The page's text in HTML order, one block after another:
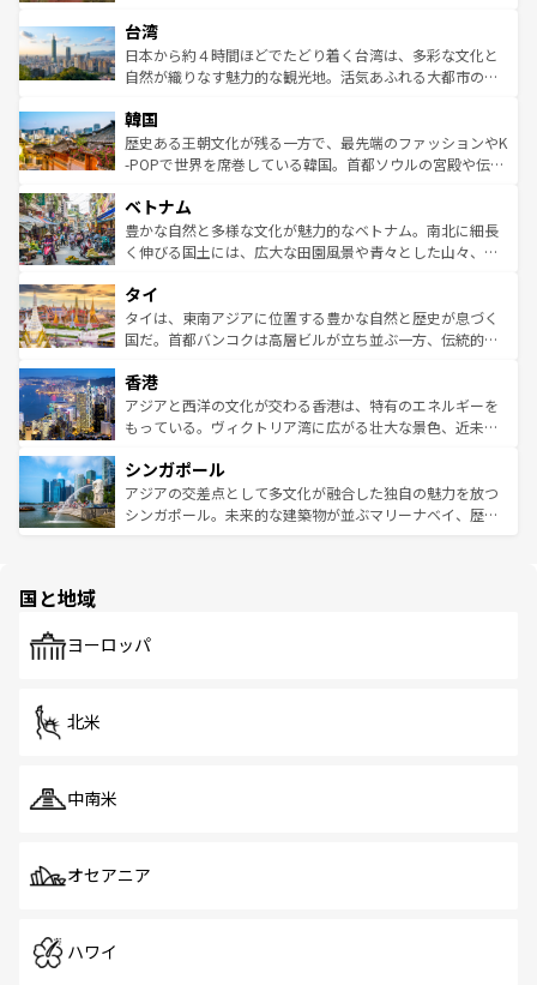
ならではの贅沢な旅のスタイルだ。 なお、新着のアメリカ
情報はコンテンツ一覧を参照してほしい。
れるおもてなしの心で訪れる人々を迎えてくれるハワイの
人々、おいしいローカルフードやハワイアンミュージッ
ク、伝統的なフラダンスなど、すべてがハワイの魅力を彩
ワイを、存分に味わってほしい。 なお、新着のハワイ情報
はコンテンツ一覧を参照してほしい。
リアリーフや大陸中央部にそびえるウルル（エアーズロッ
ク）、タスマニアの美しい原生林やケアンズの熱帯雨林な
ど、見どころがたくさん。また、カフェやワイン、オージ
いる。アクティビティも充実しており、サーフィンやダイ
ビング、ハイキングなど、アウトドア好きにはたまらな
い。オーストラリアの多彩な魅力を存分に味わいつくそ
参照してほしい。
台湾
日本から約４時間ほどでたどり着く台湾は、多彩な文化と
自然が織りなす魅力的な観光地。活気あふれる大都市の台
ン）、静ひつな山岳地帯である台湾東部など、都市の喧騒
と山間の静けさが共存しており、訪れる人に新しい発見と
驚きをもたらしてくれる。また、奥深い台湾の食文化も魅
容にもいいと評判のスイーツなど、バラエティ豊かな料理
が味わえる。 なお、新着の台湾情報は コンテンツ一覧を参
照してほしい。
韓国
歴史ある王朝文化が残る一方で、最先端のファッションやK
-POPで世界を席巻している韓国。首都ソウルの宮殿や伝統
き、地方に足を延ばせば四季折々の自然美を楽しむことが
できる。そして、キムチや焼肉、絶品のストリートフード
まで、さまざまな韓国料理が待っている。夜には、韓国な
リティに包まれながら、韓国の多彩な魅力を心ゆくまで味
わってみてほしい。 なお、新着の韓国情報はコンテンツ一
覧を参照してほしい。
ベトナム
豊かな自然と多様な文化が魅力的なベトナム。南北に細長
く伸びる国土には、広大な田園風景や青々とした山々、世
急速な発展と共に伝統が息づく。ハノイの古い町並みやホ
ーチミン市のフランス統治時代の建物も、独特の雰囲気を
醸し出している。また、バラエティの豊かさとおいしさで
とつ。フォーやバインミー、ベトナムコーヒーなどは、ぜ
ひ現地で味わいたい。どの地域を訪れてもあたたかい人々
が旅行者を迎えてくれるので、きっと忘れられない旅にな
参照してほしい。
タイ
タイは、東南アジアに位置する豊かな自然と歴史が息づく
国だ。首都バンコクは高層ビルが立ち並ぶ一方、伝統的な
の活気が交差している。北部ではチェンマイなどの山岳地
帯で自然と触れ合い、南部ではプーケットやクラビの美し
いビーチでリゾート気分を楽しむことができる。タイ料理
激する。気候は一年中温暖で、どの季節にも異なる楽しみ
が待っている。親しみやすいタイの人々、仏教を中心とし
た文化、そして多様な観光資源が、訪れる旅人を魅了し続
香港
アジアと西洋の文化が交わる香港は、特有のエネルギーを
もっている。ヴィクトリア湾に広がる壮大な景色、近未来
み、どこを訪れても感動するはず。観光スポットが密集し
ており、効率よく見どころを回れるのも魅力。息をのむよ
うな絶景から文化的な体験まで、香港を存分に楽しみ尽く
シンガポール
アジアの交差点として多文化が融合した独自の魅力を放つ
シンガポール。未来的な建築物が並ぶマリーナベイ、歴史
で、ホーカーズは地元の風情を楽しめる外せないスポット
国と地域
ヨーロッパ
北米
中南米
オセアニア
ハワイ